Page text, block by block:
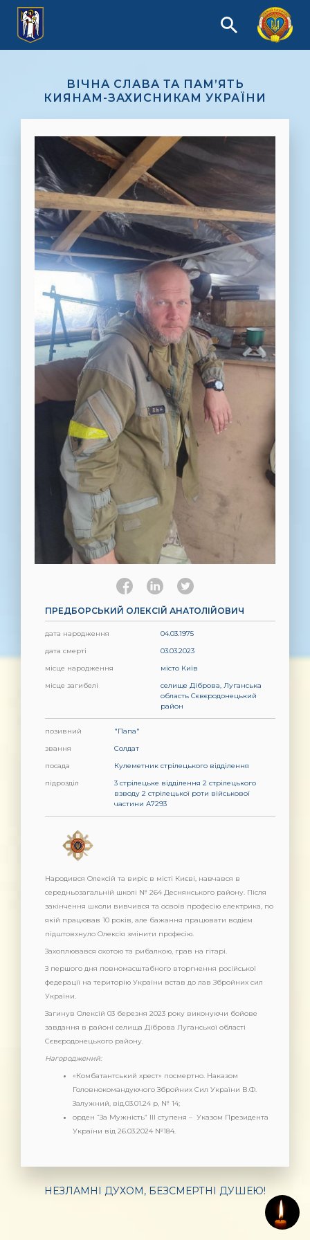
ВІЧНА СЛАВА ТА ПАМ’ЯТЬ
КИЯНАМ-ЗАХИСНИКАМ УКРАЇНИ
ПРЕДБОРСЬКИЙ ОЛЕКСІЙ АНАТОЛІЙОВИЧ
дата народження
04.03.1975
дата смерті
03.03.2023
місце народження
місто Київ
місце загибелі
селище Діброва, Луганська
область Сєвєродонецький
район
позивний
"Папа"
звання
Солдат
посада
Кулеметник стрілецького відділення
підрозділ
3 стрілецьке відділення 2 стрілецького
взводу 2 стрілецької роти військової
частини А7293
Народився Олексій та виріс в місті Києві, навчався в
середньозагальній школі № 264 Деснянського району. Після
закінчення школи вивчився та освоїв професію електрика, по
якій працював 10 років, але бажання працювати водієм
підштовхнуло Олексія змінити професію.
Захоплювався охотою та рибалкою, грав на гітарі.
З першого дня повномасштабного вторгнення російської
федерації на територію України встав до лав Збройних сил
України.
Загинув Олексій 03 березня 2023 року виконуючи бойове
завдання в районі селища Діброва Луганської області
Сєвєродонецького району.
Нагороджений:
«Комбатантський хрест» посмертно. Наказом
Головнокомандуючого Збройних Сил України В.Ф.
Залужний, від.03.01.24 р, № 14;
орден “За Мужність” ІІІ ступеня – Указом Президента
України від 26.03.2024 №184.
НЕЗЛАМНІ ДУХОМ, БЕЗСМЕРТНІ ДУШЕЮ!